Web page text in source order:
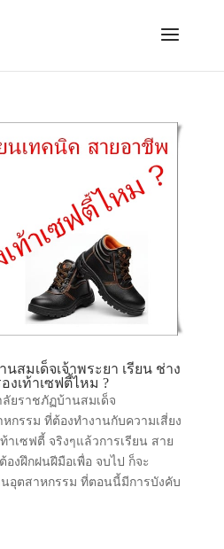
สมเด็จเจ้าพระยา เรียน ช่าง
งเท้าเซฟตี้ไหม ?
ยราชภัฏบ้านสมเด็จ
กรรม ที่ต้องทำงานกับความเสี่ยง
าเซฟตี้ จริงๆแล้วการเรียน สาย
งฝึกฝนฝีมือเพื่อ จบไป ก็จะ
อุตสาหกรรม ที่ตอนนี้มีการบังคับ